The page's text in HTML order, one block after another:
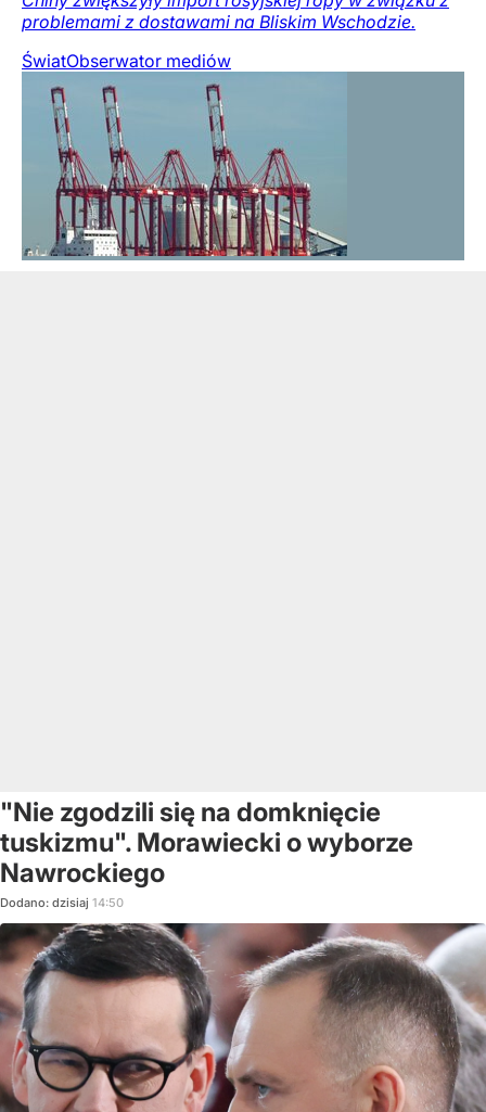
problemami z dostawami na Bliskim Wschodzie.
ŚwiatObserwator mediów
"Nie zgodzili się na domknięcie
tuskizmu". Morawiecki o wyborze
Nawrockiego
Dodano: dzisiaj 14:50